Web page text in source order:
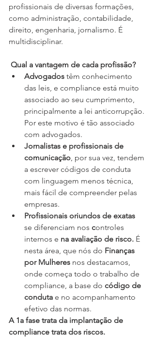
profissionais de diversas formações,
como administração, contabilidade,
direito, engenharia, jornalismo. É
multidisciplinar.
Qual a vantagem de cada profissão?
Advogados têm conhecimento
das leis, e compliance está muito
associado ao seu cumprimento,
principalmente a lei anticorrupção.
Por este motivo é tão associado
com advogados.
Jornalistas e profissionais de
comunicação , por sua vez, tendem
a escrever códigos de conduta
com linguagem menos técnica,
mais fácil de compreender pelas
empresas.
Profissionais oriundos de exatas
se diferenciam nos controles
internos e na avaliação de risco. É
nesta área, que nós do Finanças
por Mulheres nos destacamos,
onde começa todo o trabalho de
compliance, a base do código de
conduta e no acompanhamento
efetivo das normas.
A 1a fase trata da implantação de
compliance trata dos riscos.